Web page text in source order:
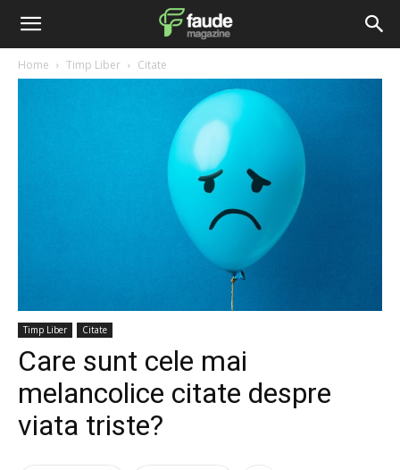
Home Timp Liber Citate
Timp Liber Citate
Care sunt cele mai
melancolice citate despre
viata triste?